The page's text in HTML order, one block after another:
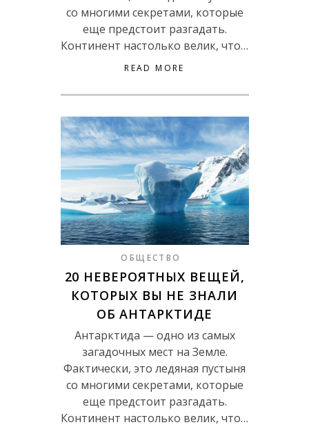
со многими секретами, которые
еще предстоит разгадать.
Континент настолько велик, что…
READ MORE
ОБЩЕСТВО
20 НЕВЕРОЯТНЫХ ВЕЩЕЙ,
КОТОРЫХ ВЫ НЕ ЗНАЛИ
ОБ АНТАРКТИДЕ
Антарктида — одно из самых
загадочных мест на Земле.
Фактически, это ледяная пустыня
со многими секретами, которые
еще предстоит разгадать.
Континент настолько велик, что…